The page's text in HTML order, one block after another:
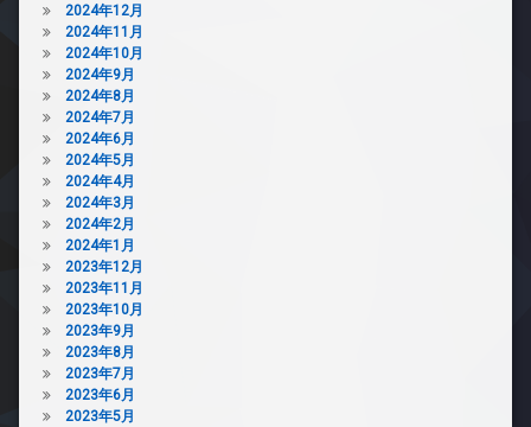
2024年12月
2024年11月
2024年10月
2024年9月
2024年8月
2024年7月
2024年6月
2024年5月
2024年4月
2024年3月
2024年2月
2024年1月
2023年12月
2023年11月
2023年10月
2023年9月
2023年8月
2023年7月
2023年6月
2023年5月